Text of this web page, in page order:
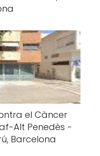
el Càncer
Alt Penedès -
Barcelona